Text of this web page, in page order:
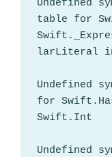
Undefined
table for
larLiteral
Undefined
for
Swift.Int
Undefined